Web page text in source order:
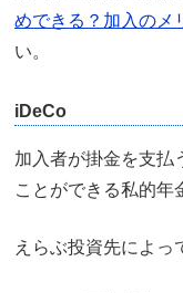
めできる？加入のメ
い。
iDeCo
加入者が掛金を支払
ことができる私的年
えらぶ投資先によっ